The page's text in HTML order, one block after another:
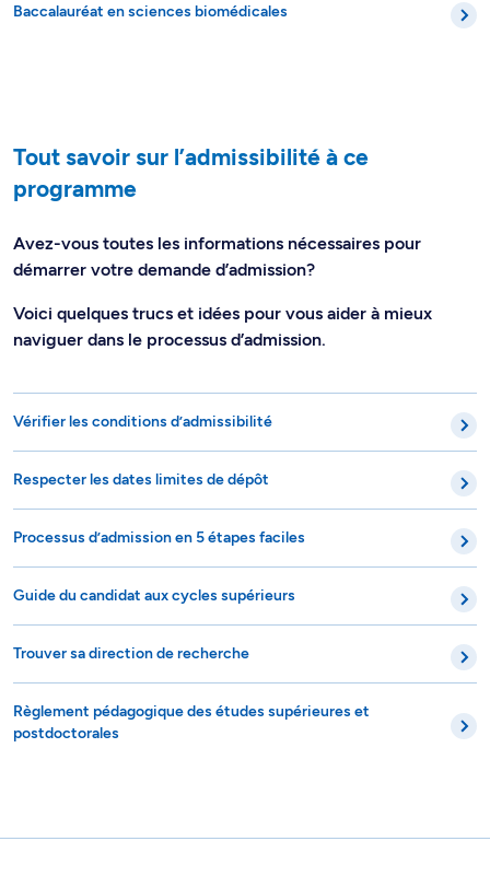
Baccalauréat en sciences biomédicales
Tout savoir sur l’admissibilité à ce
programme
Avez-vous toutes les informations nécessaires pour
démarrer votre demande d’admission?
Voici quelques trucs et idées pour vous aider à mieux
naviguer dans le processus d’admission.
Vérifier les conditions d’admissibilité
Respecter les dates limites de dépôt
Processus d’admission en 5 étapes faciles
Guide du candidat aux cycles supérieurs
Trouver sa direction de recherche
Règlement pédagogique des études supérieures et
postdoctorales